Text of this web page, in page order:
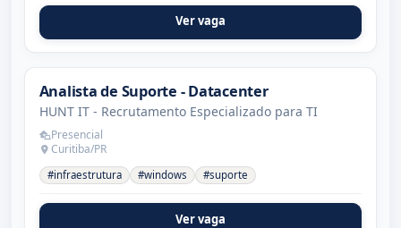
Ver vaga
Analista de Suporte - Datacenter
HUNT IT - Recrutamento Especializado para TI
Presencial
Curitiba/PR
#infraestrutura #windows #suporte
Ver vaga